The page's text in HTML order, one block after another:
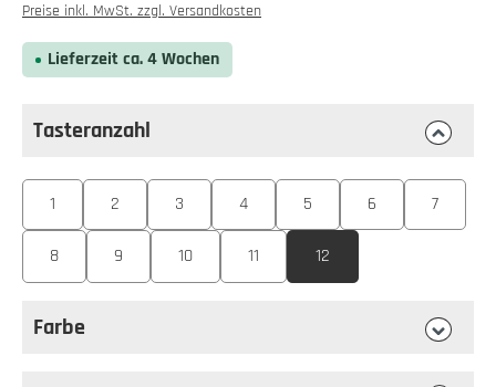
Preise inkl. MwSt. zzgl. Versandkosten
Lieferzeit ca. 4 Wochen
Tasteranzahl
Tasteranzahlauswählen
1 2 3 4 5 6 7
8 9 10 11 12
Farbe